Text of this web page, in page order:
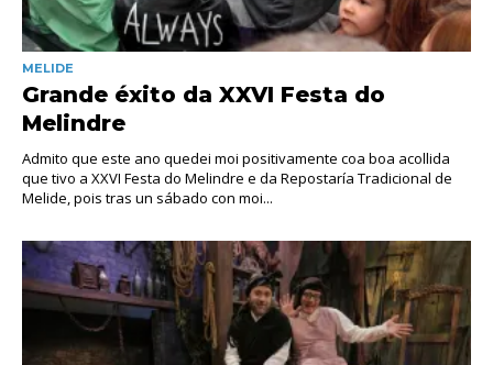
MELIDE
Grande éxito da XXVI Festa do
Melindre
Admito que este ano quedei moi positivamente coa boa acollida
que tivo a XXVI Festa do Melindre e da Repostaría Tradicional de
Melide, pois tras un sábado con moi...